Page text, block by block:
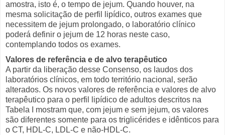
amostra, isto é, o tempo de jejum. Quando houver, na
mesma solicitação de perfil lipídico, outros exames que
necessitem de jejum prolongado, o laboratório clínico
poderá definir o jejum de 12 horas neste caso,
contemplando todos os exames.
Valores de referência e de alvo terapêutico
A partir da liberação desse Consenso, os laudos dos
laboratórios clínicos, em todo território nacional, serão
alterados. Os novos valores de referência e valores de alvo
terapêutico para o perfil lipídico de adultos descritos na
Tabela I mostram que, com jejum e sem jejum, os valores
são diferentes somente para os triglicérides e idênticos para
o CT, HDL-C, LDL-C e não-HDL-C.